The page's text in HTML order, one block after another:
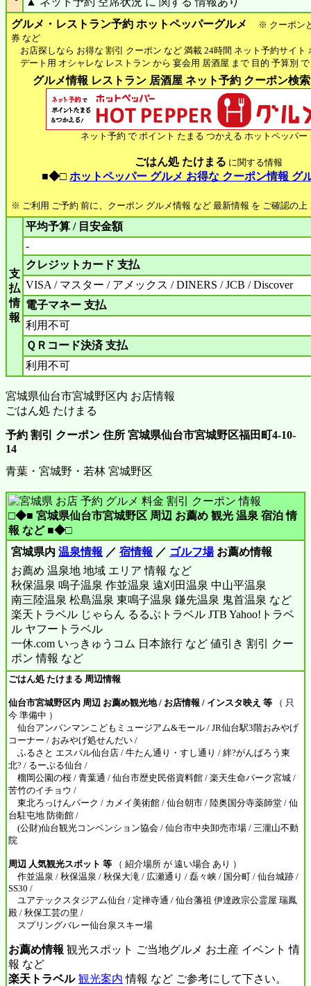
グルメ・レストラン予約 ホットペッパーグルメ
※ クーポン
券 など
お店探しなら お得な 割引 クーポン など 満載 24時間 ネット予約サイト
デート用 オシャレな レストラン から 宴会用 居酒屋 まで 目的 予算別
グルメ情報 レストラン 居酒屋 ネット予約 クーポン検
ネット予約 で ポイント たまる つかえる ホットペッパー
ごはん処 たけまる に関する情報
■◆□ ホットペッパー グルメ お得な クーポン情報 グ
※ ご利用 ご予約 前に、クーポン グルメ情報 など 最新情報 を ご確認の上
支
払
情
報
平均予算 / 目安金額
-
クレジットカード 支払
VISA / マスター / アメックス / DINERS / JCB / Discover
電子マネー 支払
利用不可
ＱＲコード決済 支払
利用不可
宮城県仙台市宮城野区内 お店情報
ごはん処 たけまる
予約 割引 クーポン 住所 宮城県仙台市宮城野区福田町4-10-
14
青葉・宮城野・若林 宮城野区
□◆■ 宮城県仙台市宮城野区 周辺 お薦め 観光 温泉 宿泊 情
報 など ■◆□
宮城県内 温泉情報 ／ 宿情報 ／ ゴルフ場お薦め情報
お薦め 温泉地 地域 エリア 情報 など
秋保温泉 鳴子温泉 作並温泉 遠刈田温泉 中山平温泉
南三陸温泉 松島温泉 東鳴子温泉 鎌先温泉 鬼首温泉 など
楽天トラベル じゃらん るるぶトラベル JTB Yahoo!トラベ
ル ヤフートラベル
一休.com いっきゅうコム 日本旅行 など 値引き 割引 クー
ポン 情報 など
ごはん処 たけまる 周辺情報
仙台市宮城野区内 周辺 お薦め観光地 / お店情報 / インスタ映え 等 （ 只
今 準備中 ）
仙台アンパンマンこどもミュージアム&モール / JR仙台駅3階おみやげ
コーナー / おみやげ処せんだい /
ふるさと エスパル仙台店 / 牛たん通り・すし通り / 絆?がんばろう東
北? / るーぷる仙台 /
榴岡公園の桜 / 青葉通 / 仙台市歴史民俗資料館 / 楽天生命パーク宮城 /
苦竹のイチョウ /
東北ろっけんパーク / カメイ美術館 / 仙台朝市 / 陸奥国分寺薬師堂 / 仙
台駐屯地 防衛館 /
(公財)仙台観光コンベンション協会 / 仙台市中央卸売市場 / 三瀧山不動
院
周辺 人気観光スポット 等 （ 紹介場所 が 遠い場合 あり ）
作並温泉 / 秋保温泉 / 秋保大滝 / 広瀬通り / 磊々峡 / 国分町 / 仙台城跡 /
SS30 /
ユアテックスタジアム仙台 / 定禅寺通 / 仙台藩祖 伊達政宗公霊屋 瑞鳳
殿 / 秋保工芸の里 /
スプリングバレー仙台泉スキー場
お薦め情報 観光スポット ご当地グルメ お土産 イベント 情
報 など
楽天トラベル 観光案内 情報 など ご参考にして下さい。